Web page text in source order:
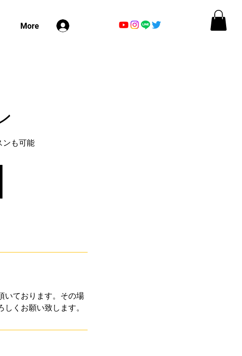
More
ンも可能
いております。その場
くお願い致します。